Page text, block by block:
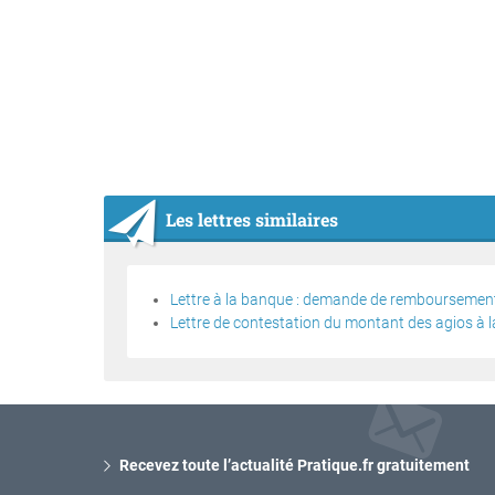
Les lettres similaires
Lettre à la banque : demande de
Lettre de contestation du montant des agios à
Recevez toute l’actualité Pratique.fr gratuitement